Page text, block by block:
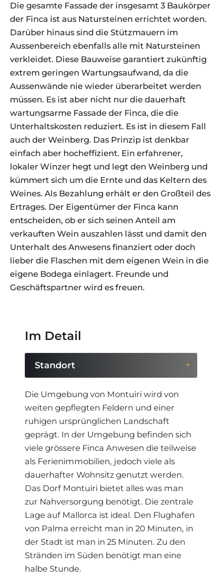
Die gesamte Fassade der insgesamt 3 Baukörper
der Finca ist aus Natursteinen errichtet worden.
Darüber hinaus sind die Stützmauern im
Aussenbereich ebenfalls alle mit Natursteinen
verkleidet. Diese Bauweise garantiert zukünftig
extrem geringen Wartungsaufwand, da die
Aussenwände nie wieder überarbeitet werden
müssen. Es ist aber nicht nur die dauerhaft
wartungsarme Fassade der Finca, die die
Unterhaltskosten reduziert. Es ist in diesem Fall
auch der Weinberg. Das Prinzip ist denkbar
einfach aber hocheffizient. Ein erfahrener,
lokaler Winzer hegt und legt den Weinberg und
kümmert sich um die Ernte und das Keltern des
Weines. Als Bezahlung erhält er den Großteil des
Ertrages. Der Eigentümer der Finca kann
entscheiden, ob er sich seinen Anteil am
verkauften Wein auszahlen lässt und damit den
Unterhalt des Anwesens finanziert oder doch
lieber die Flaschen mit dem eigenen Wein in die
eigene Bodega einlagert. Freunde und
Geschäftspartner wird es freuen.
Im Detail
Standort
Standort
Die Umgebung von Montuiri wird von
weiten gepflegten Feldern und einer
ruhigen ursprünglichen Landschaft
geprägt. In der Umgebung befinden sich
viele grössere Finca Anwesen die teilweise
als Ferienimmobilien, jedoch viele als
dauerhafter Wohnsitz genutzt werden.
Das Dorf Montuiri bietet alles was man
zur Nahversorgung benötigt. Die zentrale
Lage auf Mallorca ist ideal. Den Flughafen
von Palma erreicht man in 20 Minuten, in
der Stadt ist man in 25 Minuten. Zu den
Stränden im Süden benötigt man eine
halbe Stunde.